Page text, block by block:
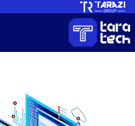
تخطي
المحتوى